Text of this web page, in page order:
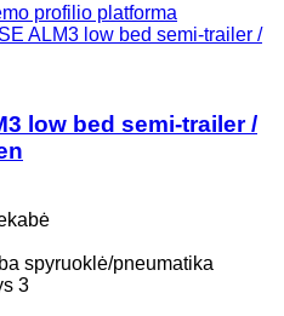
profilio platforma
ALM3 low bed semi-trailer /
low bed semi-trailer /
spyruoklė/pneumatika
3